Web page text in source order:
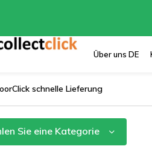
Über uns DE
schnelle Lieferung
Sie eine Kategorie